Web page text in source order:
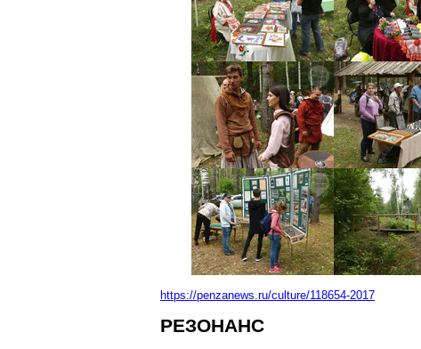
https://penzanews.ru/culture/118654-2017
РЕЗОНАНС